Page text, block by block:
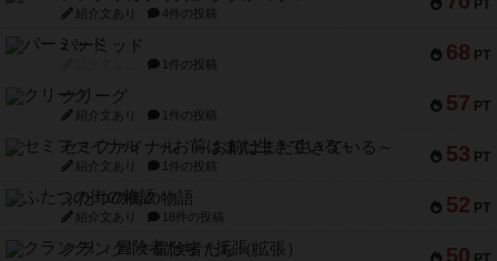
PT
紹介文あり 4件の投稿
68 PT
パーミッド
1件の投稿
57 PT
クリーグ
紹介文あり 1件の投稿
53 PT
セミファイナル ～お前はまだ生きている～
紹介文あり 1件の投稿
52 PT
ふたつの街の物語
紹介文あり 18件の投稿
50
クランク! ：冒険者たち（拡張）